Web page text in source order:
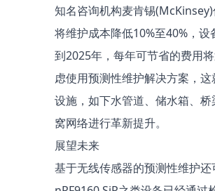
知名咨询机构麦肯锡
将维护成本降低10%至40%，设
到2025年，每年可节省的费用
虑使用预测性维护解决方案，
设施，如下水管道、储水箱、
窝网络进行革新提升。
展望未来
基于无线传感器的预测性维护还